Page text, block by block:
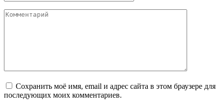
Комментарий
Сохранить моё имя, email и адрес сайта в этом браузере для
последующих моих комментариев.